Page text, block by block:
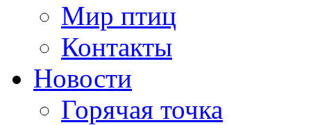
Мир птиц
Контакты
Новости
Горячая точка